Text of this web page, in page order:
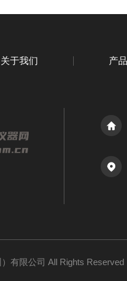
关于我们 产
）有限公司 All Rights